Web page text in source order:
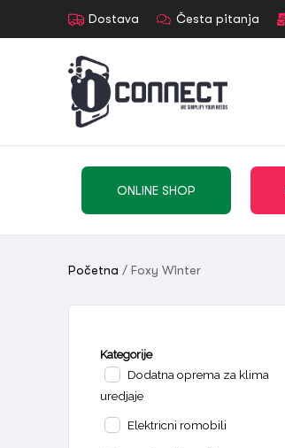
Dostava Česta pitanja
ONLINE SHOP
Početna / Foxy Winter
Kategorije
Dodatna oprema za klima
uredjaje
Elektricni romobili